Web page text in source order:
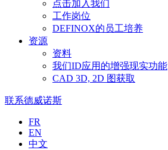
点击加入我们
工作岗位
DEFINOX的员工培养
资源
资料
我们ID应用的增强现实功能
CAD 3D, 2D 图获取
联系德威诺斯
Langues
FR
EN
中文